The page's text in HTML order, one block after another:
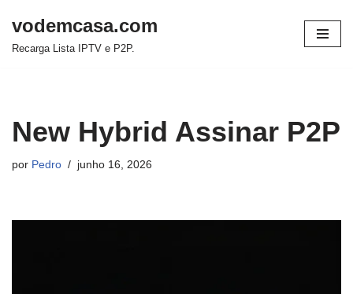
Pular
vodemcasa.com
Recarga Lista IPTV e P2P.
New Hybrid Assinar P2P
por Pedro junho 16, 2026